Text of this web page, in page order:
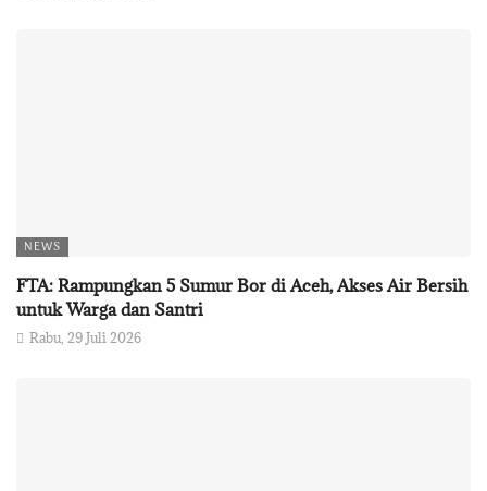
NEWS
FTA: Rampungkan 5 Sumur Bor di Aceh, Akses Air Bersih
untuk Warga dan Santri
Rabu, 29 Juli 2026